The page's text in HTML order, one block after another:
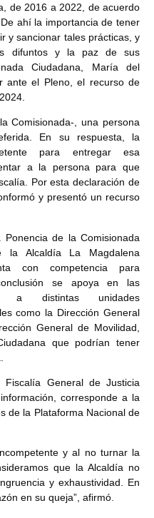
de 2016 a 2022, de acuerdo
ahí la importancia de tener
y sancionar tales prácticas, y
difuntos y la paz de sus
Ciudadana, María del
ante el Pleno, el recurso de
Comisionada-, una persona
En su respuesta, la
para entregar esa
a la persona para que
Por esta declaración de
y presentó un recurso
de la Comisionada
la Alcaldía La Magdalena
con competencia para
se apoya en las
a distintas unidades
como la Dirección General
General de Movilidad,
que podrían tener
General de Justicia
corresponde a la
de la Plataforma Nacional de
y al no turnar la
que la Alcaldía no
y exhaustividad. En
en su queja”, afirmó.